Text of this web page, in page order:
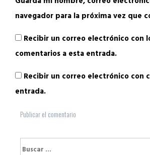
navegador para la próxima vez que
Recibir un correo electrónico con
comentarios a esta entrada.
Recibir un correo electrónico con
entrada.
Buscar: